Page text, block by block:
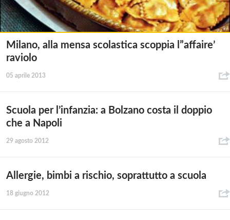
Milano, alla mensa scolastica scoppia l”affaire’
raviolo
05 aprile 2013
Scuola per l’infanzia: a Bolzano costa il doppio
che a Napoli
29 agosto 2012
Allergie, bimbi a rischio, soprattutto a scuola
18 giugno 2012